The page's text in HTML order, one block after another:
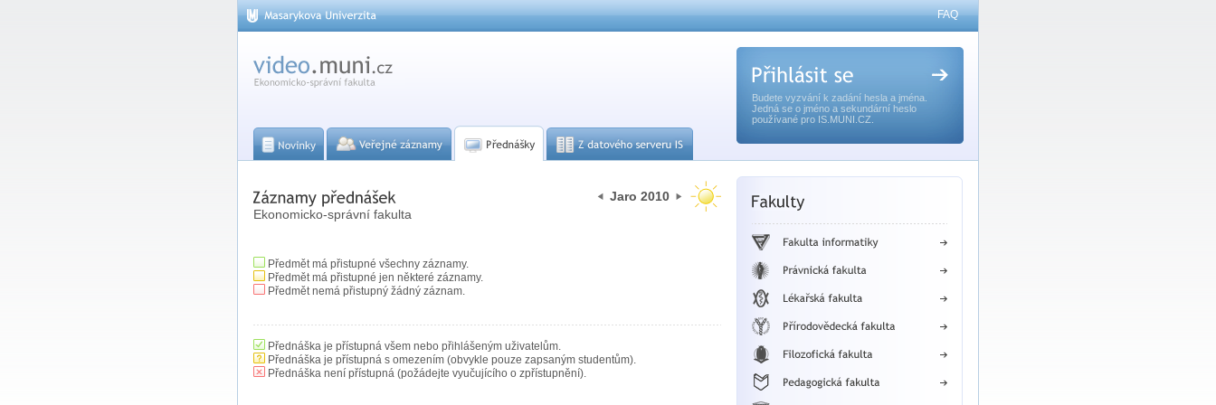
FAQ
Budete vyzvání k zadání hesla a jména.
Jedná se o jméno a sekundární heslo
používané pro IS.MUNI.CZ.
Ekonomicko-správní fakulta
Jaro 2010
Předmět má přistupné všechny záznamy.
Předmět má přistupné jen některé záznamy.
Předmět nemá přistupný žádný záznam.
Přednáška je přístupná všem nebo přihlášeným uživatelům.
Přednáška je přístupná s omezením (obvykle pouze zapsaným studentům).
Přednáška není přístupná (požádejte vyučujícího o zpřístupnění).